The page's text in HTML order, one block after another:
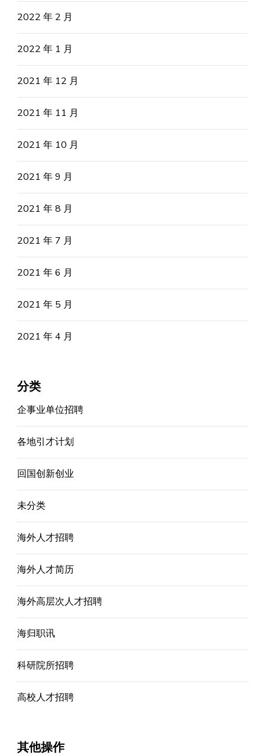
2022 年 2 月
2022 年 1 月
2021 年 12 月
2021 年 11 月
2021 年 10 月
2021 年 9 月
2021 年 8 月
2021 年 7 月
2021 年 6 月
2021 年 5 月
2021 年 4 月
分类
企事业单位招聘
各地引才计划
回国创新创业
未分类
海外人才招聘
海外人才简历
海外高层次人才招聘
海归职讯
科研院所招聘
高校人才招聘
其他操作